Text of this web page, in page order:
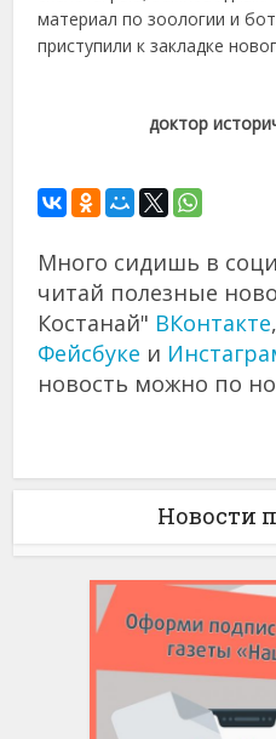
материал по зоологии и
приступили к закладке
доктор
Много сидишь в
читай полезные
Костанай" ВКонтакте
Фейсбуке и
новость можно по
Новости